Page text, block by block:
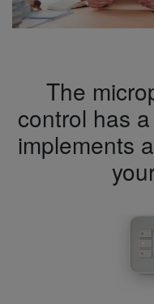
The
control has
implements